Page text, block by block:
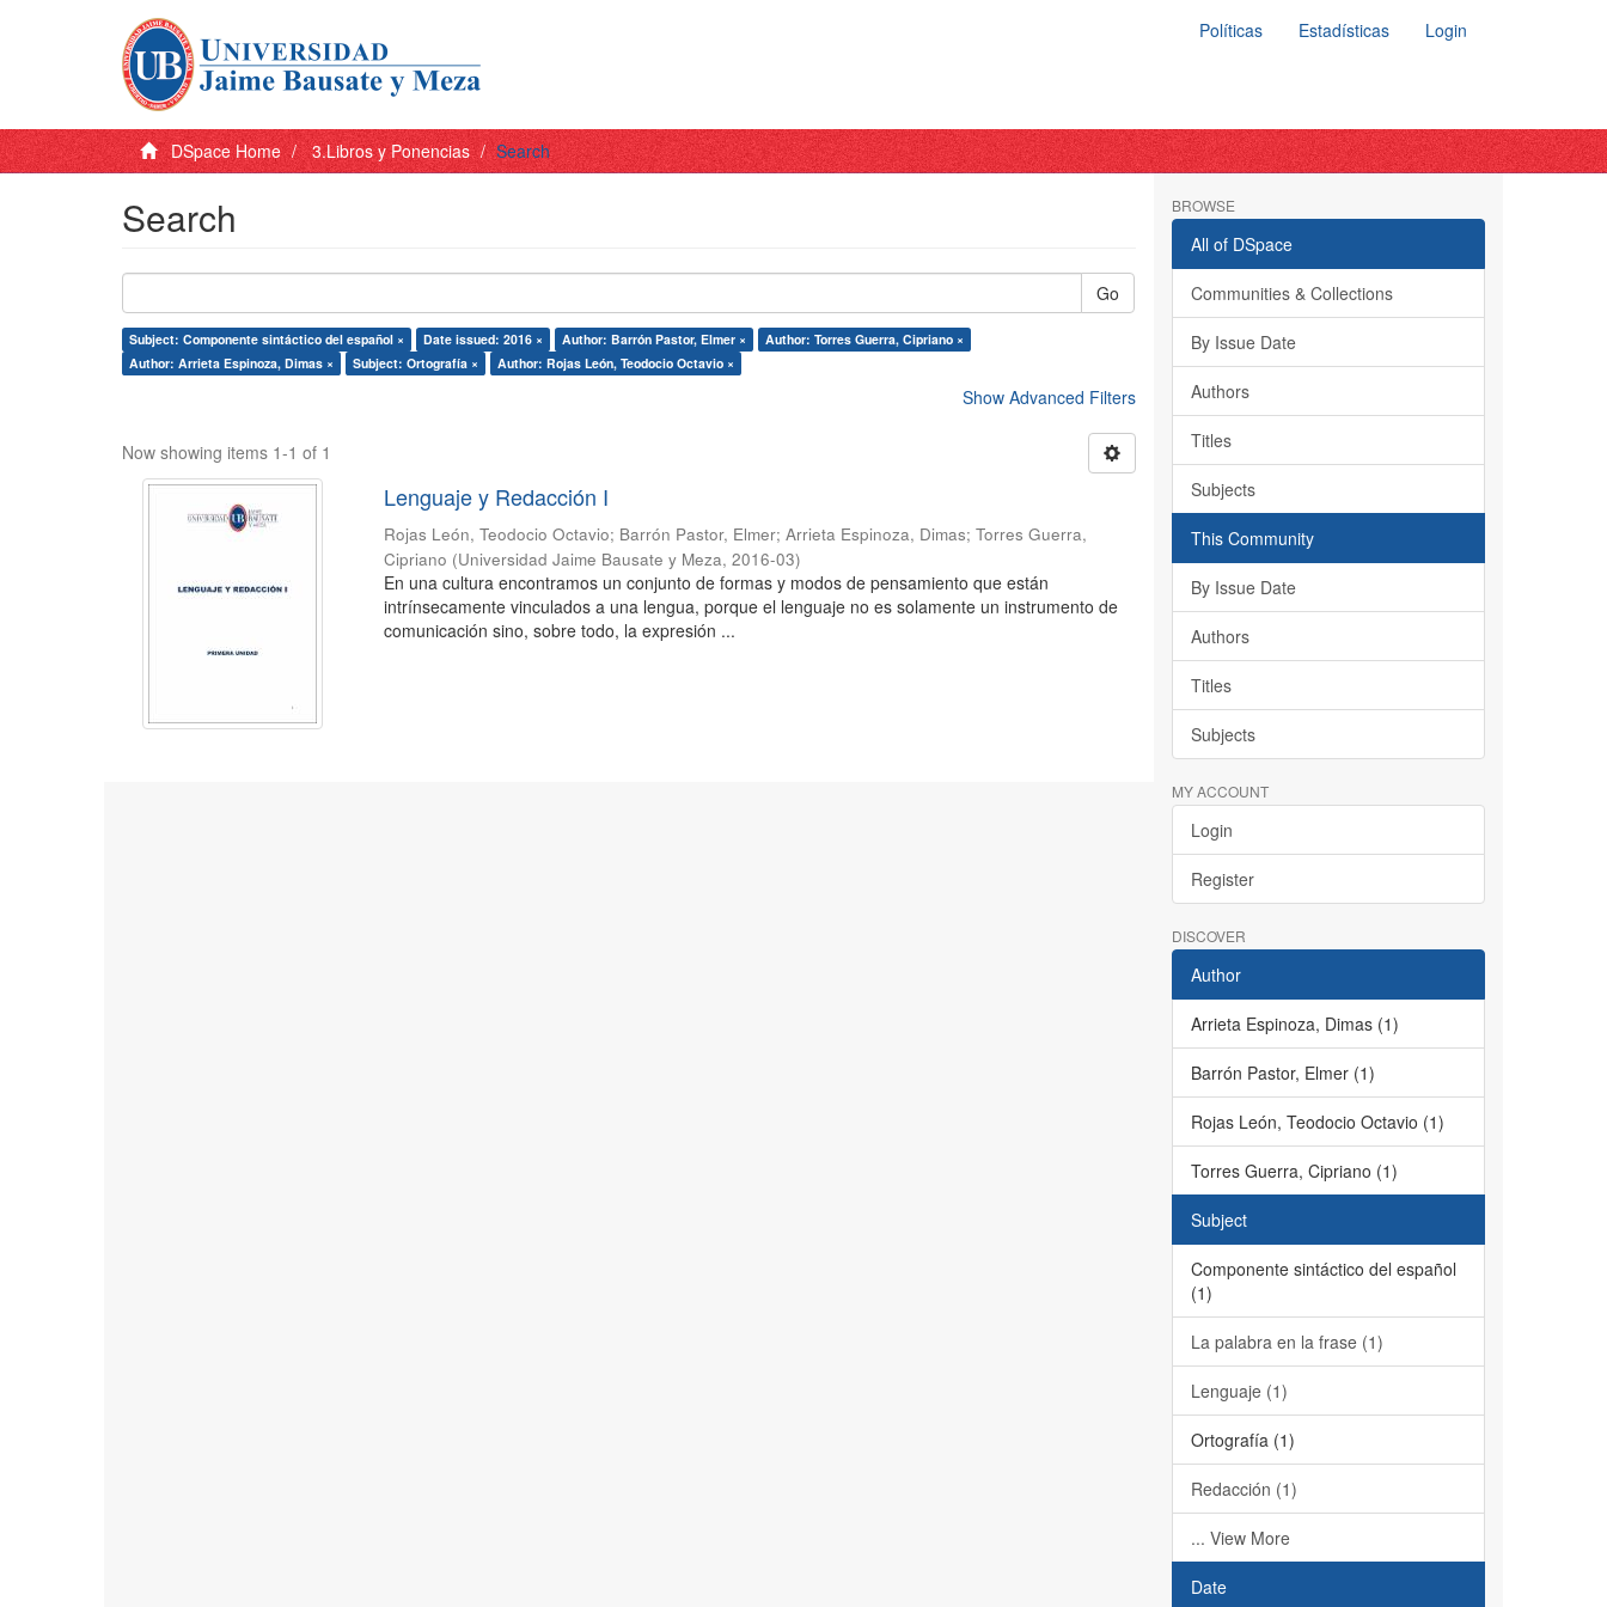
Políticas Estadísticas Login
DSpace Home 3.Libros y Ponencias Search
Search
Go
Subject: Componente sintáctico del español × Date issued: 2016 × Author: Barrón Pastor, Elmer ×
Author: Torres Guerra, Cipriano ×
Author: Arrieta Espinoza, Dimas ×
Subject: Ortografía × Author: Rojas León, Teodocio Octavio ×
Show Advanced Filters
Now showing items 1-1 of 1
Lenguaje y Redacción I
Rojas León, Teodocio Octavio; Barrón Pastor, Elmer;Arrieta Espinoza, Dimas;Torres Guerra,
Cipriano (Universidad Jaime Bausate y Meza,2016-03)
En una cultura encontramos un conjunto de formas y modos de pensamiento que están
intrínsecamente vinculados a una lengua, porque el lenguaje no es solamente un instrumento de
comunicación sino, sobre todo, la expresión ...
BROWSE
All of DSpace
Communities & Collections
By Issue Date
Authors
Titles
Subjects
This Community
By Issue Date
Authors
Titles
Subjects
MY ACCOUNT
Login
Register
DISCOVER
Author
Arrieta Espinoza, Dimas (1)
Barrón Pastor, Elmer (1)
Rojas León, Teodocio Octavio (1)
Torres Guerra, Cipriano (1)
Subject
Componente sintáctico del español
(1)
La palabra en la frase (1)
Lenguaje (1)
Ortografía (1)
Redacción (1)
... View More
Date